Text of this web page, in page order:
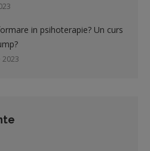
in psihoterapie? Un curs